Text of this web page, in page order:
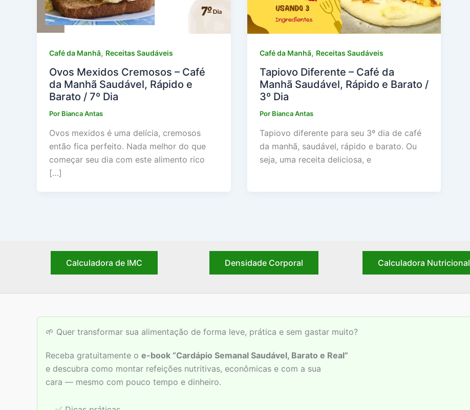
Café da Manhã, Receitas Saudáveis
Ovos Mexidos Cremosos – Café
da Manhã Saudável, Rápido e
Barato / 7º Dia
Por Bianca Antas
Ovos mexidos é uma delícia, cremosos
então fica perfeito. Nada melhor do que
começar seu dia com este alimento rico
[…]
Café da Manhã, Receitas Saudáveis
Tapiovo Diferente – Café da
Manhã Saudável, Rápido e Barato /
3º Dia
Por Bianca Antas
Tapiovo diferente para seu 3º dia de café
da manhã, saudável, rápido e barato. Ou
seja, uma receita deliciosa, e
Calculadora de IMC Densidade Corporal Calculadora Nutricional
🌱 Quer transformar sua alimentação de forma leve, prática e sem gastar muito?
Receba gratuitamente o e-book “Cardápio Semanal Saudável, Barato e Real”
e descubra como montar refeições nutritivas, econômicas e com a sua
cara — mesmo com pouco tempo e dinheiro.